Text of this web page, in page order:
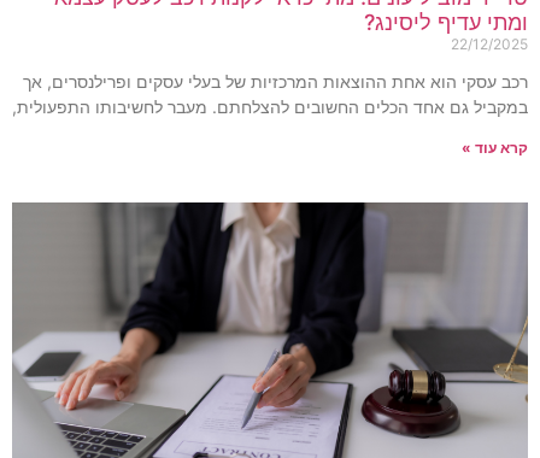
עדיף ליסינג?
22/12/
עסקי הוא אחת ההוצאות המרכזיות של בעלי עסקים ופרילנסרים, אך
גם אחד הכלים החשובים להצלחתם. מעבר לחשיבותו התפעולית,
עוד »